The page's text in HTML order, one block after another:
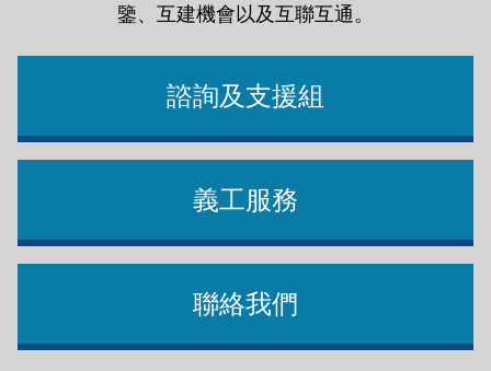
鑒、互建機會以及互聯互通。
諮詢及支援組
義工服務
聯絡我們